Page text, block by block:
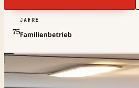
75
JAHRE
Familienbetrieb